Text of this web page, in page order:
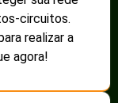
circuitos.
realizar a
agora!